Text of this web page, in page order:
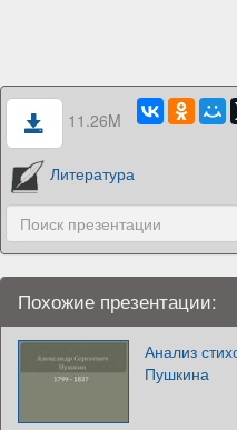
11.26M
Литература
Похожие презентации:
Анализ
Пушкина